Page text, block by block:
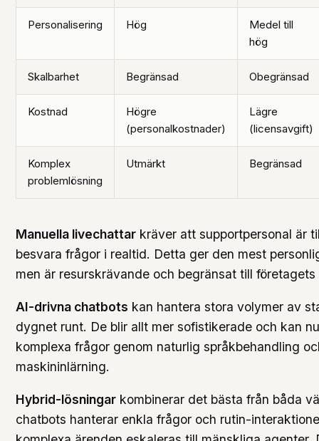
Personalisering Hög
Medel till
hög
Skalbarhet Begränsad Obegränsad
Kostnad
Högre
(personalkostnader)
Lägre
(licensavgift)
Komplex
problemlösning
Utmärkt Begränsad
Manuella livechattar kräver att supportpersonal är
besvara frågor i realtid. Detta ger den mest
men är resurskrävande och begränsat till
AI-drivna chatbots kan hantera stora volymer av
dygnet runt. De blir allt mer sofistikerade och kan
komplexa frågor genom naturlig språkbehandling
maskininlärning.
Hybrid-lösningar kombinerar det bästa från båda
chatbots hanterar enkla frågor och rutin-